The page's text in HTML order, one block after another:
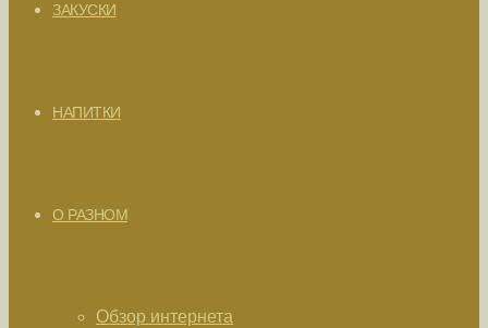
ЗАКУСКИ
НАПИТКИ
О РАЗНОМ
Обзор интернета